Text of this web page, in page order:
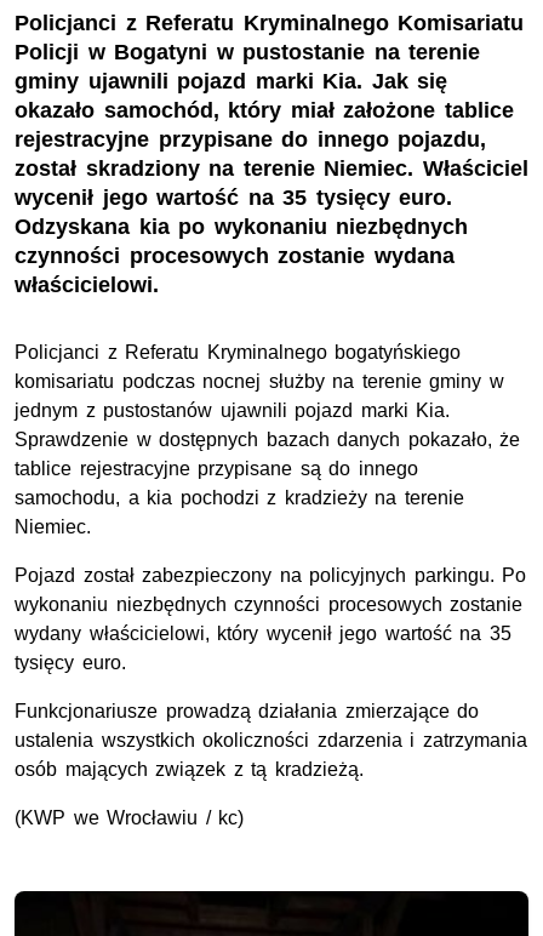
Policjanci z Referatu Kryminalnego Komisariatu
Policji w Bogatyni w pustostanie na terenie
gminy ujawnili pojazd marki Kia. Jak się
okazało samochód, który miał założone tablice
rejestracyjne przypisane do innego pojazdu,
został skradziony na terenie Niemiec. Właściciel
wycenił jego wartość na 35 tysięcy euro.
Odzyskana kia po wykonaniu niezbędnych
czynności procesowych zostanie wydana
właścicielowi.
Policjanci z Referatu Kryminalnego bogatyńskiego
komisariatu podczas nocnej służby na terenie gminy w
jednym z pustostanów ujawnili pojazd marki Kia.
Sprawdzenie w dostępnych bazach danych pokazało, że
tablice rejestracyjne przypisane są do innego
samochodu, a kia pochodzi z kradzieży na terenie
Niemiec.
Pojazd został zabezpieczony na policyjnych parkingu. Po
wykonaniu niezbędnych czynności procesowych zostanie
wydany właścicielowi, który wycenił jego wartość na 35
tysięcy euro.
Funkcjonariusze prowadzą działania zmierzające do
ustalenia wszystkich okoliczności zdarzenia i zatrzymania
osób mających związek z tą kradzieżą.
(KWP we Wrocławiu / kc)